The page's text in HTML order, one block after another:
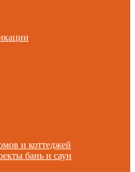
и коттеджей
бань и саун